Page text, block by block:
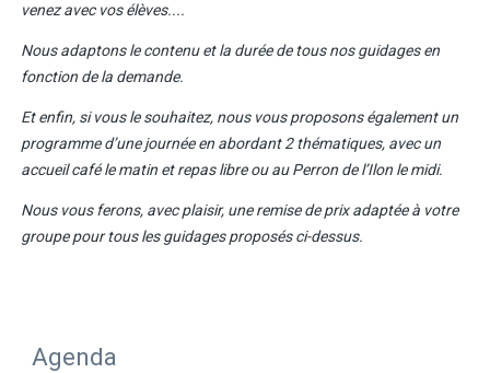
venez avec vos élèves....
Nous adaptons le contenu et la durée de tous nos guidages en
fonction de la demande.
Et enfin, si vous le souhaitez, nous vous proposons également un
programme d’une journée en abordant 2 thématiques, avec un
accueil café le matin et repas libre ou au Perron de l’Ilon le midi.
Nous vous ferons, avec plaisir, une remise de prix adaptée à votre
groupe pour tous les guidages proposés ci-dessus.
Agenda